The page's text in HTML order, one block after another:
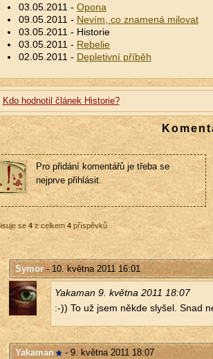
03.05.2011 - Opona
09.05.2011 - Nevím, co znamená milovat
03.05.2011 - Historie
03.05.2011 - Rebelie
02.05.2011 - Depletivní příběh
Kdo hodnotil článek Historie?
Pro přidání komentářů je třeba se
nejprve přihlásit.
se 4z celkem 4příspěvků
Symor- 10. května 2011 16:01
Yaka­man 9. květ­na 2011 18:07
:-)) To už jsem někde sly­šel. Snad
Yakaman - 9. května 2011 18:07